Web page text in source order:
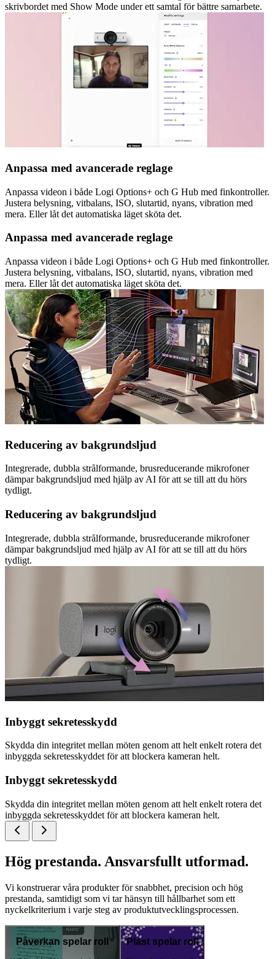
skrivbordet med Show Mode under ett samtal för bättre samarbete.
Anpassa med avancerade reglage
Anpassa videon i både Logi Options+ och G Hub med finkontroller.
Justera belysning, vitbalans, ISO, slutartid, nyans, vibration med
mera. Eller låt det automatiska läget sköta det.
Anpassa med avancerade reglage
Anpassa videon i både Logi Options+ och G Hub med finkontroller.
Justera belysning, vitbalans, ISO, slutartid, nyans, vibration med
mera. Eller låt det automatiska läget sköta det.
Reducering av bakgrundsljud
Integrerade, dubbla strålformande, brusreducerande mikrofoner
dämpar bakgrundsljud med hjälp av AI för att se till att du hörs
tydligt.
Reducering av bakgrundsljud
Integrerade, dubbla strålformande, brusreducerande mikrofoner
dämpar bakgrundsljud med hjälp av AI för att se till att du hörs
tydligt.
Inbyggt sekretesskydd
Skydda din integritet mellan möten genom att helt enkelt rotera det
inbyggda sekretesskyddet för att blockera kameran helt.
Inbyggt sekretesskydd
Skydda din integritet mellan möten genom att helt enkelt rotera det
inbyggda sekretesskyddet för att blockera kameran helt.
Hög prestanda. Ansvarsfullt utformad.
Vi konstruerar våra produkter för snabbhet, precision och hög
prestanda, samtidigt som vi tar hänsyn till hållbarhet som ett
nyckelkriterium i varje steg av produktutvecklingsprocessen.
Påverkan spelar roll Plast spelar roll